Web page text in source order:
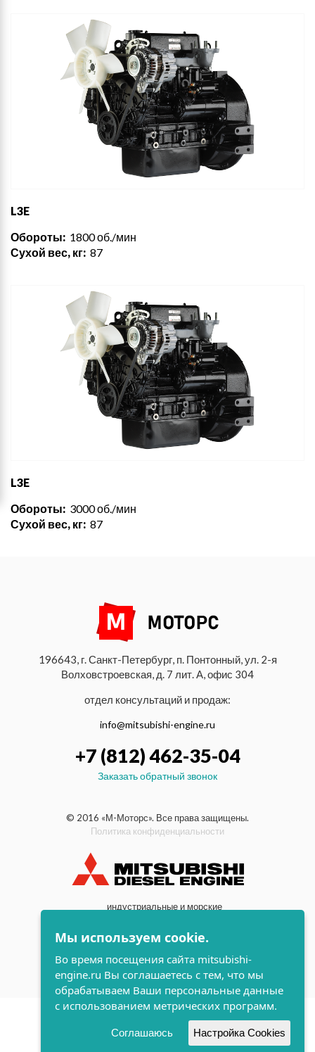
L3E
Обороты: 1800 об./мин
Сухой вес, кг: 87
L3E
Обороты: 3000 об./мин
Сухой вес, кг: 87
196643, г. Санкт-Петербург, п. Понтонный, ул. 2-я
Волховстроевская, д. 7 лит. А, офис 304
отдел консультаций и продаж:
info@mitsubishi-engine.ru
+7 (812) 462-35-04
Заказать обратный звонок
© 2016 «М-Моторс». Все права защищены.
Политика конфиденциальности
индустриальные и морские
поддержка и
разработка сайта
Мы используем cookie.
Во время посещения сайта mitsubishi-
engine.ru Вы соглашаетесь с тем, что мы
обрабатываем Ваши персональные данные
с использованием метрических программ.
Соглашаюсь Настройка Cookies